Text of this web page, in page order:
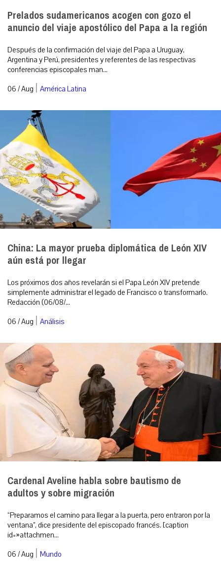
Prelados sudamericanos acogen con gozo el
anuncio del viaje apostólico del Papa a la región
Después de la confirmación del viaje del Papa a Uruguay,
Argentina y Perú, presidentes y referentes de las respectivas
conferencias episcopales man...
06 / Aug | América Latina
China: La mayor prueba diplomática de León XIV
aún está por llegar
Los próximos dos años revelarán si el Papa León XIV pretende
simplemente administrar el legado de Francisco o transformarlo.
Redacción (06/08/...
06 / Aug | Análisis
Cardenal Aveline habla sobre bautismo de
adultos y sobre migración
“Preparamos el camino para llegar a la puerta, pero entraron por la
ventana”, dice presidente del episcopado francés. [caption
id=»attachmen...
06 / Aug | Mundo